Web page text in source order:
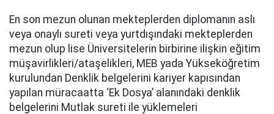
En son mezun olunan mekteplerden diplomanın aslı
veya onaylı sureti veya yurtdışındaki mekteplerden
mezun olup lise Üniversitelerin birbirine ilişkin eğitim
müşavirlikleri/ataşelikleri, MEB yada Yükseköğretim
kurulundan Denklik belgelerini kariyer kapısından
yapılan müracaatta ‘Ek Dosya’ alanındaki denklik
belgelerini Mutlak sureti ile yüklemeleri